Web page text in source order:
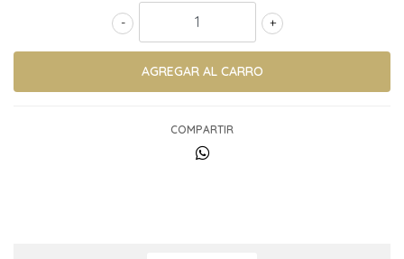
+
-
COMPARTIR